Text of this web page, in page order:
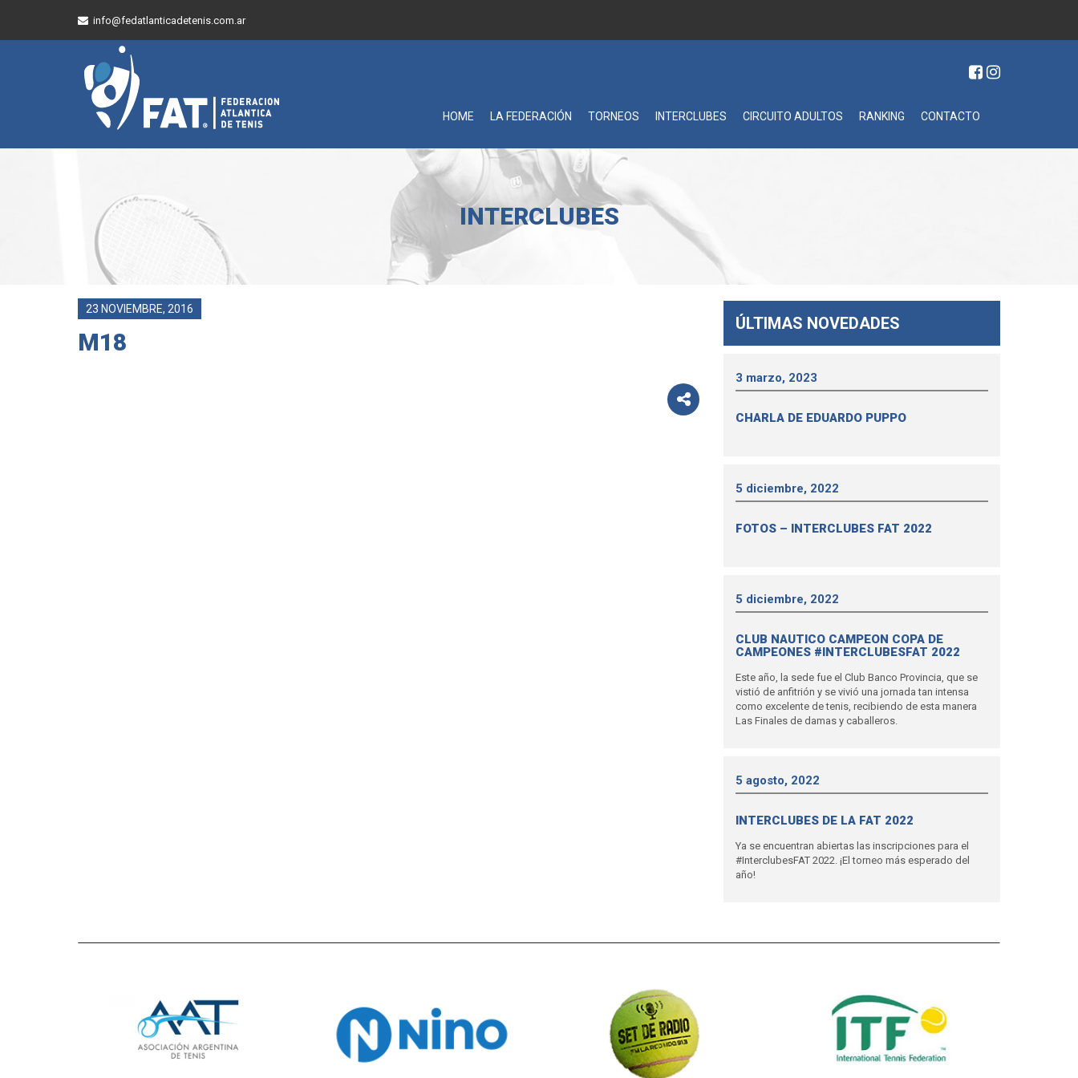
info@fedatlanticadetenis.com.ar
HOME LA FEDERACIÓN TORNEOS INTERCLUBES CIRCUITO ADULTOS RANKING CONTACTO
INTERCLUBES
23 NOVIEMBRE, 2016
M18
ÚLTIMAS NOVEDADES
3 marzo, 2023
CHARLA DE EDUARDO PUPPO
5 diciembre, 2022
FOTOS – INTERCLUBES FAT 2022
5 diciembre, 2022
CLUB NAUTICO CAMPEON COPA DE
CAMPEONES #INTERCLUBESFAT 2022
Este año, la sede fue el Club Banco Provincia, que se
vistió de anfitrión y se vivió una jornada tan intensa
como excelente de tenis, recibiendo de esta manera
Las Finales de damas y caballeros.
5 agosto, 2022
INTERCLUBES DE LA FAT 2022
Ya se encuentran abiertas las inscripciones para el
#InterclubesFAT 2022. ¡El torneo más esperado del
año!